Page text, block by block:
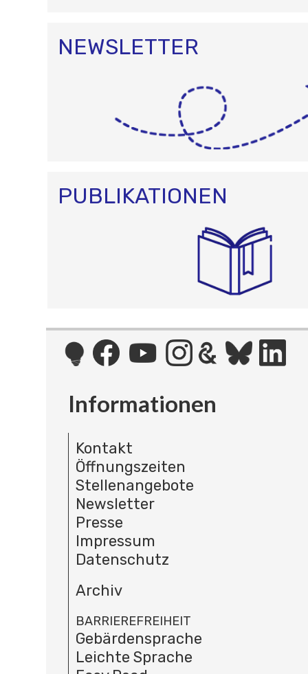
NEWSLETTER
PUBLIKATIONEN
Informationen
Kontakt
Öffnungszeiten
Stellenangebote
Newsletter
Presse
Impressum
Datenschutz
Archiv
BARRIEREFREIHEIT
Gebärdensprache
Leichte Sprache